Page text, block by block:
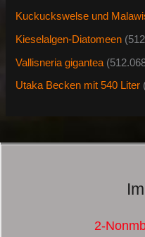
Kuckuckswelse und
Kieselalgen-Diatomeen
Vallisneria gigantea
Utaka Becken mit 540 Liter
2-